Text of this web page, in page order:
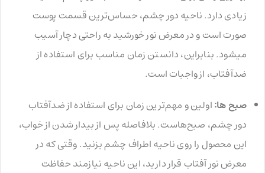
زیادی دارد. ناحیه دور چشم، حساس‌ترین قسمت پوست
صورت است و در معرض نور خورشید به راحتی دچار آسیب
میشود. بنابراین، دانستن زمان مناسب برای استفاده از
ضدآفتاب، از واجبات است.
صبح ها:اولین و مهم‌ترین زمان برای استفاده از ضدآفتاب
دور چشم، صبح‌هاست. بلافاصله پس از بیدار شدن از خواب،
این محصول را روی ناحیه اطراف چشم بزنید. وقتی که در
معرض نور آفتاب قرار دارید، این ناحیه نیازمند حفاظت